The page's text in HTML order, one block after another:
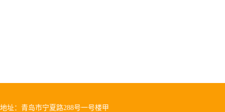
地址：青岛市宁夏路288号一号楼甲